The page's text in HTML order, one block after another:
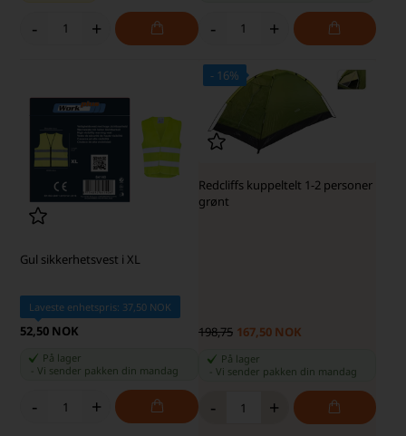
- + - +
Gul sikkerhetsvest i XL
Laveste enhetspris: 37,50 NOK
52,50 NOK
På lager
-Vi sender pakken din mandag
- +
- 16% SKARP PRIS · SKARP PRIS
Redcliffs kuppeltelt 1-2 personer
grønt
198,75 167,50 NOK
På lager
Vi sender pakken din mandag
- +